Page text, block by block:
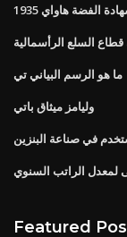
شهادة الفضة هاواي
السلع الرأسمالية
ما هو الرسم البياني تي
وليامز ميثاق باتي
في صناعة البنزين
لمعدل الراتب السنوي
Featured